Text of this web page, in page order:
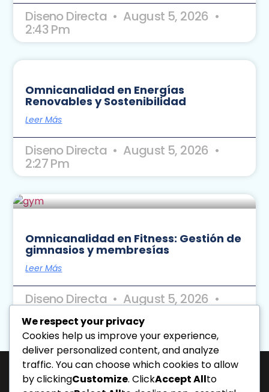
Diseno Directa August 5, 2026
2:43 Pm
Omnicanalidad en Energías
Renovables y Sostenibilidad
Leer Más
Diseno Directa August 5, 2026
2:27 Pm
Omnicanalidad en Fitness: Gestión de
gimnasios y membresías
Leer Más
Diseno Directa August 5, 2026
« Previo
Siguiente »
J-31463317-1 | Corporación de Mercadeo Emotivo, C.A.
We respect your privacy
Cookies help us improve your experience,
deliver personalized content, and analyze
traffic. You can choose which cookies to allow
by clickingCustomize. ClickAccept Allto